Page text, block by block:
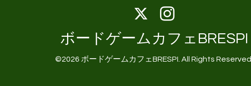
ボードゲームカフェBRESPI
©2026 ボードゲームカフェBRESPI . All Rights Reserved.